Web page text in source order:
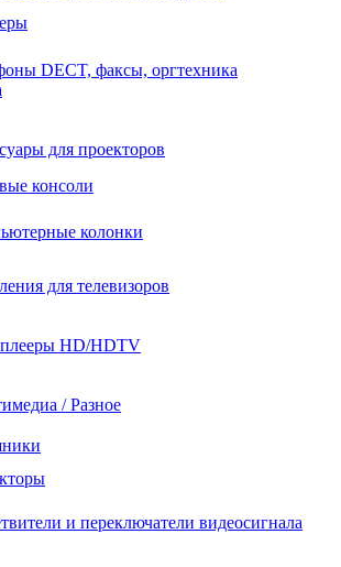
DECT, факсы, оргтехника
для проекторов
консоли
колонки
для телевизоров
HD/HDTV
/ Разное
и переключатели видеосигнала